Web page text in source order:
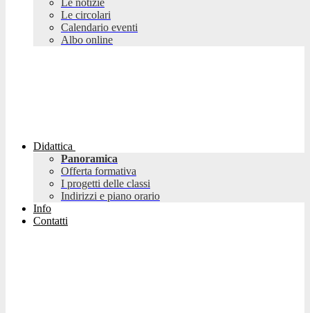
Le notizie
Le circolari
Calendario eventi
Albo online
Didattica
Panoramica
Offerta formativa
I progetti delle classi
Indirizzi e piano orario
Info
Contatti